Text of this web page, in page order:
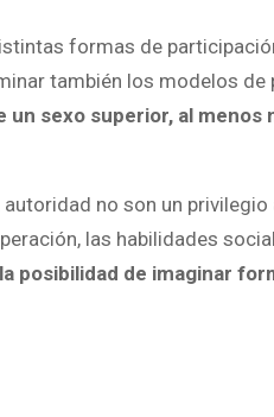
formas de
también los modelos
sexo superior, al menos
no son un
las habilidades
posibilidad de imaginar